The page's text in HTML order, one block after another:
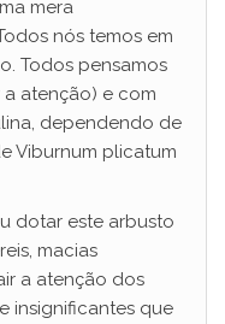
mera
nós temos em
Todos pensamos
atenção) e com
dependendo de
Viburnum plicatum
dotar este arbusto
macias
a atenção dos
insignificantes que